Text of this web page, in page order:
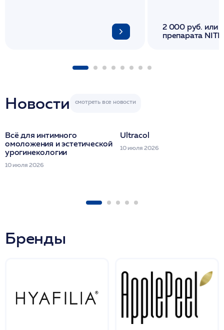
2 000 руб. или
препарата
Новости
Всё для интимного
омоложения и эстетической
урогинекологии
10 июля 2026
Ultracol
10 июля 2026
Бренды